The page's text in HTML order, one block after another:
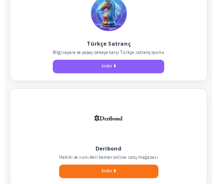
Türkçe Satranç
Bilgisayara ve yapay zekaya karşı Türkçe satranç oyunu
İndir ⬇️
Deribond
Hakiki ve suni deri kemer online satış mağazası
İndir⬇️